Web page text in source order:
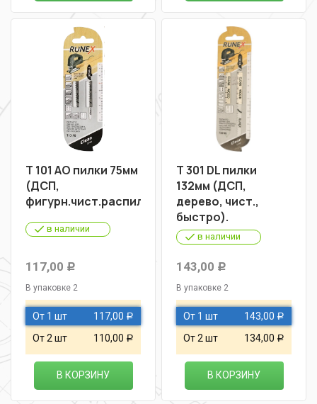
Т 101 АО пилки 75мм
(ДСП,
фигурн.чист.распил)
в наличии
117,00 Р
В упаковке 2
От 1 шт 117,00 Р
От 2 шт 110,00 Р
В КОРЗИНУ
Т 301 DL пилки
132мм (ДСП,
дерево, чист.,
быстро).
в наличии
143,00 Р
В упаковке 2
От 1 шт 143,00 Р
От 2 шт 134,00 Р
В КОРЗИНУ